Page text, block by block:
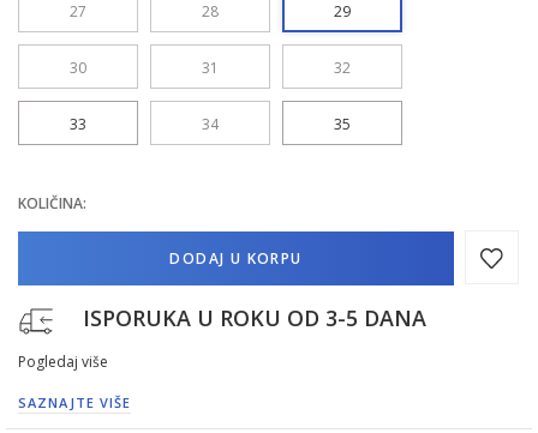
27 28 29
30 31 32
33 34 35
KOLIČINA:
DODAJ U KORPU
ISPORUKA U ROKU OD 3-5 DANA
Pogledaj više
SAZNAJTE VIŠE